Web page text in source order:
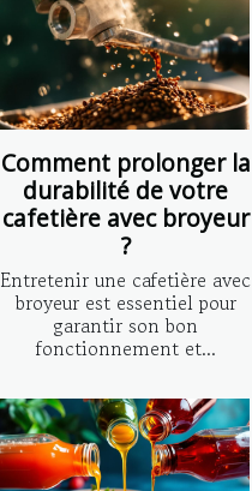
Comment prolonger la
durabilité de votre
cafetière avec broyeur
?
Entretenir une cafetière avec
broyeur est essentiel pour
garantir son bon
fonctionnement et...